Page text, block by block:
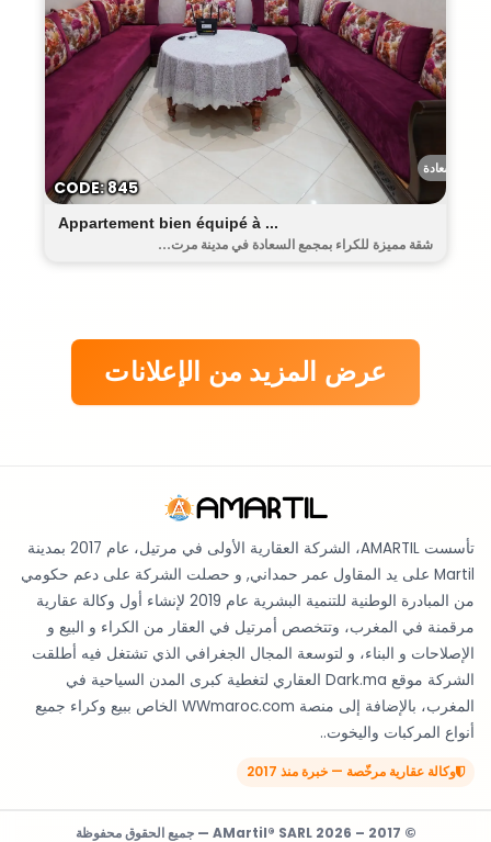
السعادة
Appartement bien équipé à ...
شقة مميزة للكراء بمجمع السعادة في مدينة مرت...
CODE: 845
عرض المزيد من الإعلانات
تأسست AMARTIL، الشركة العقارية الأولى في مرتيل، عام 2017 بمدينة
Martil على يد المقاول عمر حمداني, و حصلت الشركة على دعم حكومي
من المبادرة الوطنية للتنمية البشرية عام 2019 لإنشاء أول وكالة عقارية
مرقمنة في المغرب، وتتخصص أمرتيل في العقار من الكراء و البيع و
الإصلاحات و البناء، و لتوسعة المجال الجغرافي الذي تشتغل فيه أطلقت
الشركة موقع Dark.ma العقاري لتغطية كبرى المدن السياحية في
المغرب، بالإضافة إلى منصة WWmaroc.com الخاص ببيع وكراء جميع
أنواع المركبات واليخوت..
وكالة عقارية مرخّصة — خبرة منذ 2017
© 2017 – 2026 AMartil® SARL — جميع الحقوق محفوظة